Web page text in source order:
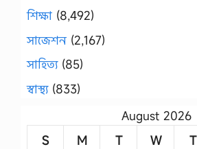
শিক্ষা (8,492)
সাজেশন (2,167)
সাহিত্য(85)
স্বাস্থ্য(833)
August 2026
S
M T W T